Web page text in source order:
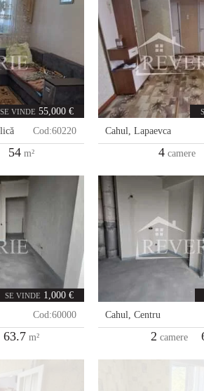
SE VINDE 55,000 €
Cod:60220
54 m²
Cahul,Lapaevca
4 camere
SE VINDE 1,000 €
Cod:60000
63.7 m²
Cahul,Centru
2 camere